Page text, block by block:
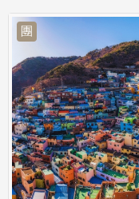
團